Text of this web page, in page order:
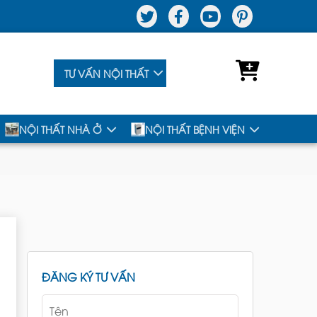
TƯ VẤN NỘI THẤT
NỘI THẤT NHÀ Ở NỘI THẤT BỆNH VIỆN
ĐĂNG KÝ TƯ VẤN